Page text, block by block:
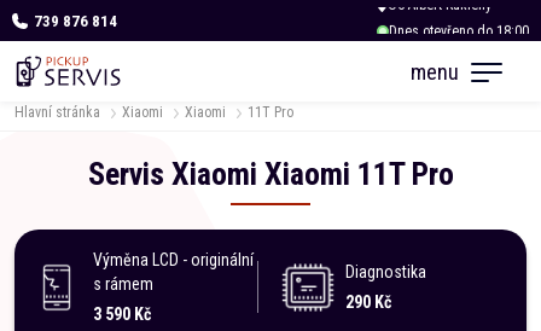
739 876 814
Dnes otevřeno do 18:00
menu
Hlavní stránka Xiaomi Xiaomi 11T Pro
Servis Xiaomi Xiaomi 11T Pro
Diagnostika
290 Kč
Výměna LCD - originální
s rámem
3 590 Kč